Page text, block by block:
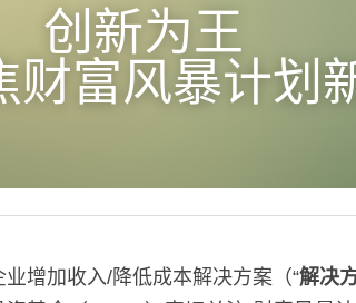
创新为王
财富风暴计划
增加收入/降低成本解决方案（“解